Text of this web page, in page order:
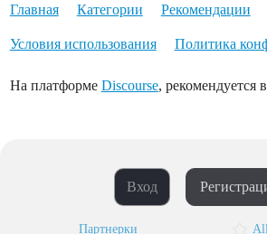
Главная Категории Рекомендации
Условия использования Политика
На платформе Discourse, рекомендуется
Вход
Партнерки